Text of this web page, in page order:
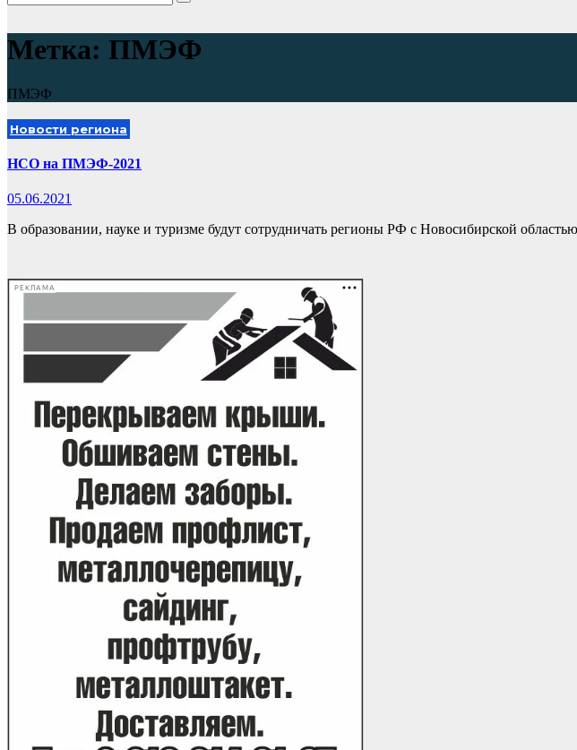
Метка: ПМЭФ
ПМЭФ
Новости региона
НСО на ПМЭФ-2021
05.06.2021
В образовании, науке и туризме будут сотрудничать регионы РФ с Новосибирской областью
РЕКЛАМА